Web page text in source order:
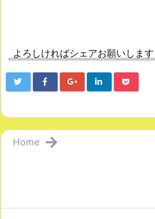
よろしければシェアお願いします
Home